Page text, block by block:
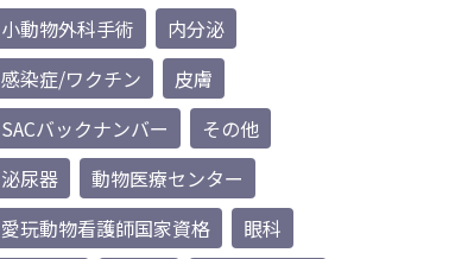
小動物外科手術
内分泌
感染症/ワクチン
皮膚
SACバックナンバー
その他
泌尿器
動物医療センター
愛玩動物看護師国家資格
眼科